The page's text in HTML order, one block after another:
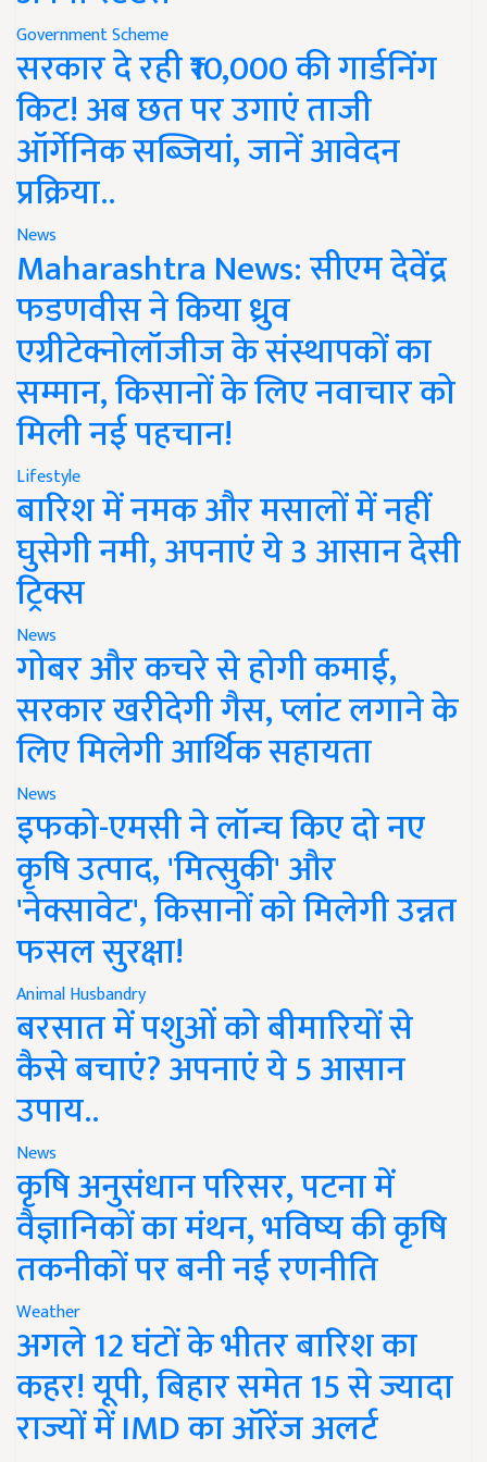
Government Scheme
सरकार दे रही ₹10,000 की गार्डनिंग
किट! अब छत पर उगाएं ताजी
ऑर्गेनिक सब्जियां, जानें आवेदन
प्रक्रिया..
News
Maharashtra News: सीएम देवेंद्र
फडणवीस ने किया ध्रुव
एग्रीटेक्नोलॉजीज के संस्थापकों का
सम्मान, किसानों के लिए नवाचार को
मिली नई पहचान!
Lifestyle
बारिश में नमक और मसालों में नहीं
घुसेगी नमी, अपनाएं ये 3 आसान देसी
ट्रिक्स
News
गोबर और कचरे से होगी कमाई,
सरकार खरीदेगी गैस, प्लांट लगाने के
लिए मिलेगी आर्थिक सहायता
News
इफको-एमसी ने लॉन्च किए दो नए
कृषि उत्पाद, 'मित्सुकी' और
'नेक्सावेट', किसानों को मिलेगी उन्नत
फसल सुरक्षा!
Animal Husbandry
बरसात में पशुओं को बीमारियों से
कैसे बचाएं? अपनाएं ये 5 आसान
उपाय..
News
कृषि अनुसंधान परिसर, पटना में
वैज्ञानिकों का मंथन, भविष्य की कृषि
तकनीकों पर बनी नई रणनीति
Weather
अगले 12 घंटों के भीतर बारिश का
कहर! यूपी, बिहार समेत 15 से ज्यादा
राज्यों में IMD का ऑरेंज अलर्ट